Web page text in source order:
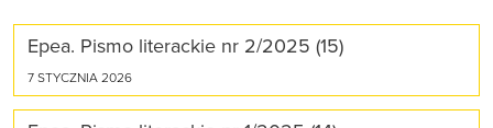
Epea. Pismo literackie nr 2/2025 (15)
7 STYCZNIA 2026